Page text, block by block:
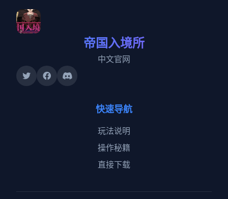
帝国入境所
中文官网
快速导航
玩法说明
操作秘籍
直接下载